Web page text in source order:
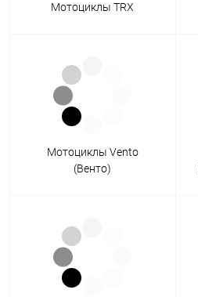
Мотоциклы TRX
Мотоциклы Vento
(Венто)